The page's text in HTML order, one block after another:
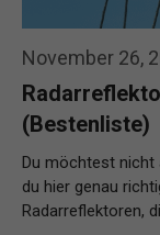
November 26,
(Bestenliste)
Du möchtest nicht
du hier genau
Radarreflektoren,